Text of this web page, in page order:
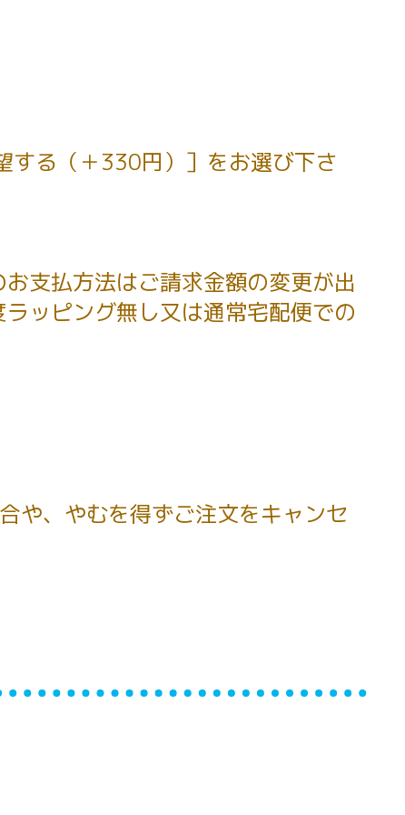
する（＋330円）］をお選び下さ
支払方法はご請求金額の変更が出
ッピング無し又は通常宅配便での
や、やむを得ずご注文をキャンセ